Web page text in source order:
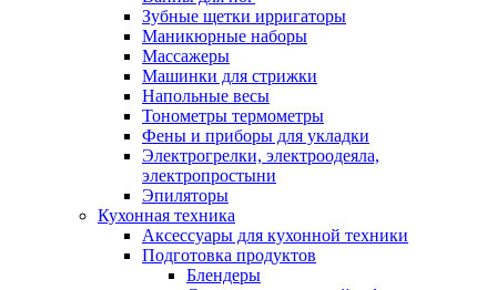
Зубные щетки ирригаторы
Маникюрные наборы
Массажеры
Машинки для стрижки
Напольные весы
Тонометры термометры
Фены и приборы для укладки
Электрогрелки, электроодеяла,
электропростыни
Эпиляторы
Кухонная техника
Аксессуары для кухонной техники
Подготовка продуктов
Блендеры